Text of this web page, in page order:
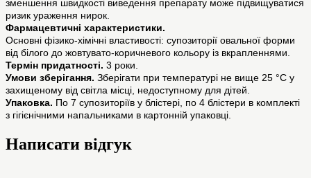
зменшення швидкості виведення препарату може підвищуватися
ризик ураження нирок.
Фармацевтичні характеристики.
Основні фізико-хімічні властивості: супозиторії овальної форми
від білого до жовтувато-коричневого кольору із вкрапленнями.
Термін придатності. 3 роки.
Умови зберігання. Зберігати при температурі не вище 25 °С у
захищеному від світла місці, недоступному для дітей.
Упаковка. По 7 супозиторіїв у блістері, по 4 блістери в комплекті
з гігієнічними напальниками в картонній упаковці.
Написати відгук